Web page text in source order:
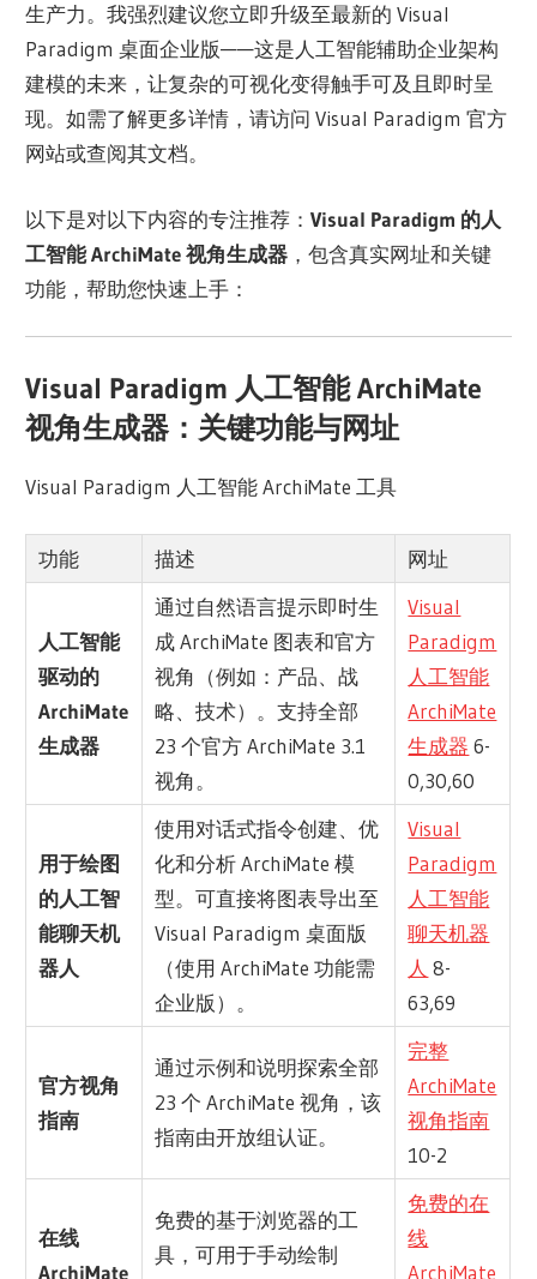
生产力。我强烈建议您立即升级至最新的 Visual
Paradigm 桌面企业版——这是人工智能辅助企业架构
建模的未来，让复杂的可视化变得触手可及且即时呈
现。如需了解更多详情，请访问 Visual Paradigm 官方
网站或查阅其文档。
以下是对以下内容的专注推荐：Visual Paradigm 的人
工智能 ArchiMate 视角生成器 ，包含真实网址和关键
功能，帮助您快速上手：
Visual Paradigm 人工智能 ArchiMate
视角生成器：关键功能与网址
Visual Paradigm 人工智能 ArchiMate 工具
功能 描述 网址
人工智能
驱动的
ArchiMate
生成器
通过自然语言提示即时生
成 ArchiMate 图表和官方
视角（例如：产品、战
略、技术）。支持全部
23 个官方 ArchiMate 3.1
视角。
Visual
Paradigm
人工智能
ArchiMate
生成器 6-
0,30,60
用于绘图
的人工智
能聊天机
器人
使用对话式指令创建、优
化和分析 ArchiMate 模
型。可直接将图表导出至
Visual Paradigm 桌面版
（使用 ArchiMate 功能需
企业版）。
Visual
Paradigm
人工智能
聊天机器
人 8-
63,69
官方视角
指南
通过示例和说明探索全部
23 个 ArchiMate 视角，该
指南由开放组认证。
完整
ArchiMate
视角指南
10-2
在线
ArchiMate
免费的基于浏览器的工
具，可用于手动绘制
免费的在
线
ArchiMate